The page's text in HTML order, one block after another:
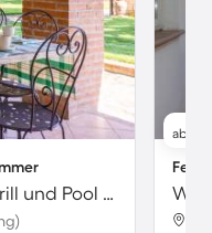
Privatzimmer mit Garten, Grill und Pool | Gartenblick
ab